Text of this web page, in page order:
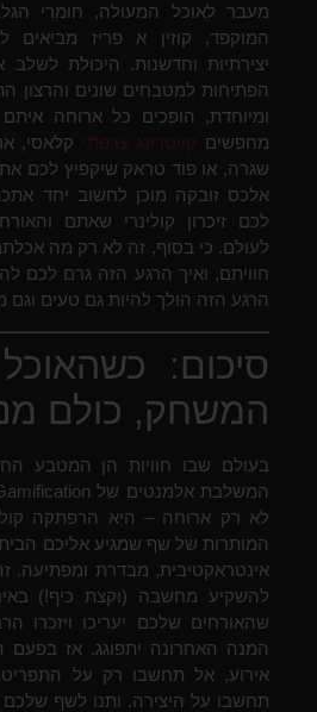
מעבר לאוכל המעולה, חומרי
המוקפד, קוזין א פריז מביאים
יצירתיות וחדשנות. היכולת
הפתיחות למטבחים שונים והרצון
ומיוחדת, הופכים כל ארוחה
מחפשים קייטרינג צרפתי
קלאסי,
שגרה, או פוד טראק שיקפיץ לכם
אלכס זובקה מוכן לחשוב יחד
לכם זיכרון קולינרי שאתם
לעולם. כי בסוף, זה לא רק מה
חוויתם, ואיך הרגע הזה גרם לכם
הרגע הזה הולך להיות גם טעים וגם
סיכום:
המשחק, כולם
בעולם שבו חוויות הן המטבע
לא רק ארוחה – היא הרפתקה
המותרות של שף שמגיע אליכם
אינטראקטיבית, מבדרת ומפתיעה.
להשקיע מחשבה (וקצת כיף!)
שהאורחים שלכם יעריכו
המנה האחרונה יתפוגג. אז
אירוע, אל תחשבו רק על
תחשבו על היצירה. ותנו לשף